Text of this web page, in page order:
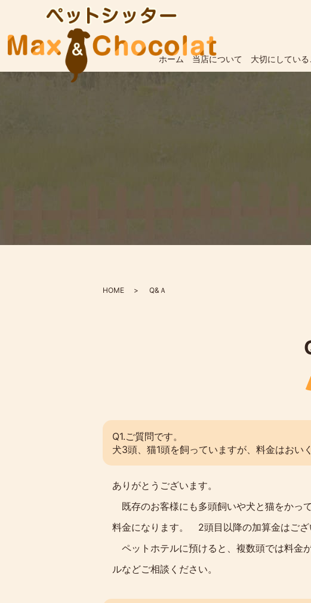
ホーム 当店について 大切にしている
HOME Q&Ａ
Q1.ご質問です。
犬3頭、猫1頭を飼っていますが、料金はおい
ありがとうございます。
既存のお客様にも多頭飼いや犬と猫をかっ
料金になります。 2頭目以降の加算金はござ
ペットホテルに預けると、複数頭では料金
ルなどご相談ください。